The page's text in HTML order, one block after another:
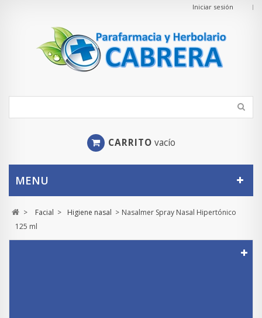
Iniciar sesión
CARRITO vacío
MENU
> Facial > Higiene nasal > Nasalmer Spray Nasal Hipertónico
125 ml